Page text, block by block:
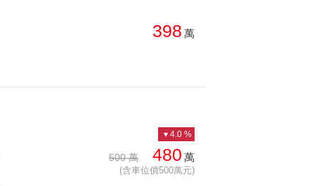
每坪單價: 低 → 高
土地坪數: 大 → 小
398 萬
500 萬 480 萬
(含車位價500萬元)
4.0 %